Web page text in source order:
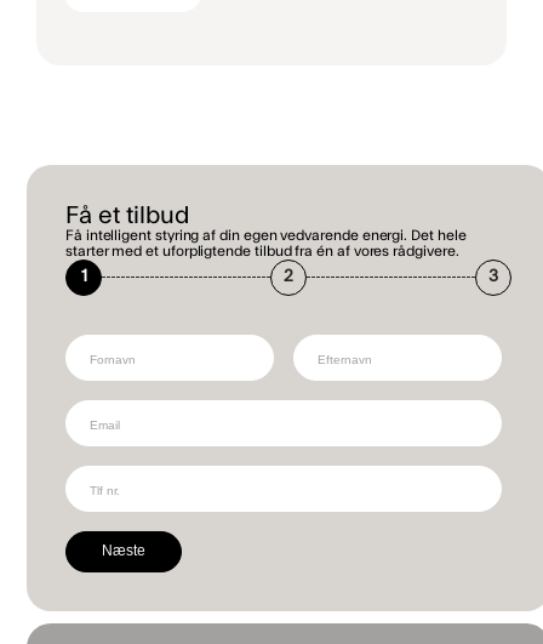
Få et tilbud
Få intelligent styring af din egen vedvarende energi. Det hele
starter med et uforpligtende tilbud fra én af vores rådgivere.
1 2 3
Næste